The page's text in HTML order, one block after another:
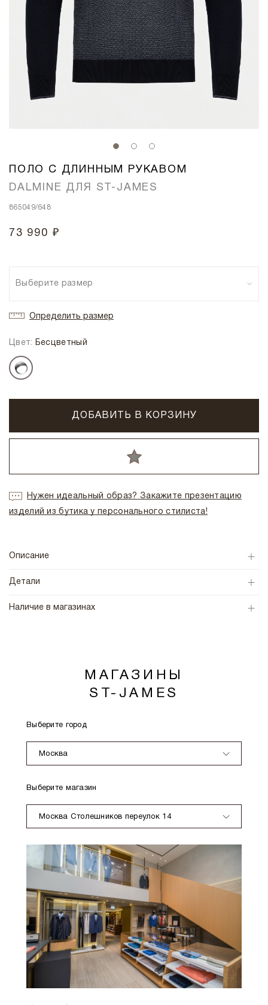
ПОЛО С ДЛИННЫМ РУКАВОМ
DALMINE ДЛЯ ST-JAMES
865049/648
73 990 ₽
Выберите размер
Определить размер
Цвет: Бесцветный
ДОБАВИТЬ В КОРЗИНУ
Нужен идеальный образ? Закажите презентацию
изделий из бутика у персонального стилиста!
Описание
Детали
Наличие в магазинах
МАГАЗИНЫ
ST-JAMES
Выберите город
Москва
Выберите магазин
Москва Столешников переулок 14